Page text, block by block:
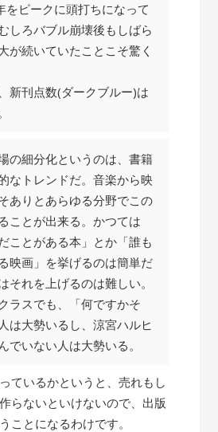
をピークに頭打ちになって
しろバブル崩壊後もしばら
が続いていたことこそ驚く
新刊点数(ダークブルー)は
の細分化というのは、書籍
なトレンドだ。音楽から映
ありとあらゆる分野でこの
ことが出来る。かつては
ことがある本」とか「誰も
映画」を挙げるのは簡単だ
それを上げるのは難しい。
ラスでも、「何ですかそ
は大勢いるし、涼宮ハルヒ
でいない人は大勢いる。
ているかというと、売れもし
らないといけないので、出版
ことになるわけです。